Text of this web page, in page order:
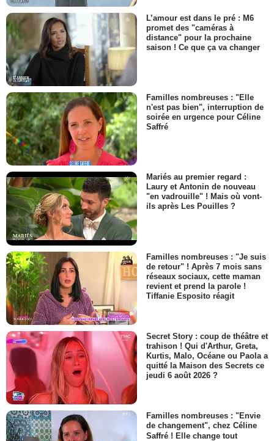
L’amour est dans le pré : M6
promet des "caméras à
distance" pour la prochaine
saison ! Ce que ça va changer
Familles nombreuses : "Elle
n'est pas bien", interruption de
soirée en urgence pour Céline
Saffré
Mariés au premier regard :
Laury et Antonin de nouveau
"en vadrouille" ! Mais où vont-
ils après Les Pouilles ?
Familles nombreuses : "Je suis
de retour" ! Après 7 mois sans
réseaux sociaux, cette maman
revient et prend la parole !
Tiffanie Esposito réagit
Secret Story : coup de théâtre et
trahison ! Qui d'Arthur, Greta,
Kurtis, Malo, Océane ou Paola a
quitté la Maison des Secrets ce
jeudi 6 août 2026 ?
Familles nombreuses : "Envie
de changement", chez Céline
Saffré ! Elle change tout